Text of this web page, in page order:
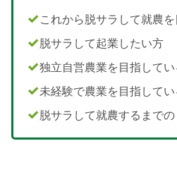
これから脱サラして就農
脱サラして起業したい方
独立自営農業を目指して
未経験で農業を目指して
脱サラして就農するまで